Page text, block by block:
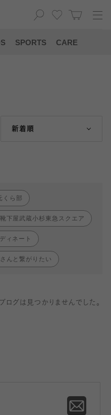
SPORTS CARE
新着順
くら部
靴下屋武蔵小杉東急スクエア
ィネート
んと繋がりたい
グは見つかりませんでした。